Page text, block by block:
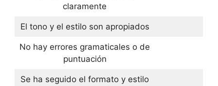
claramente
El tono y el estilo son apropiados
No hay errores gramaticales o de
puntuación
Se ha seguido el formato y estilo